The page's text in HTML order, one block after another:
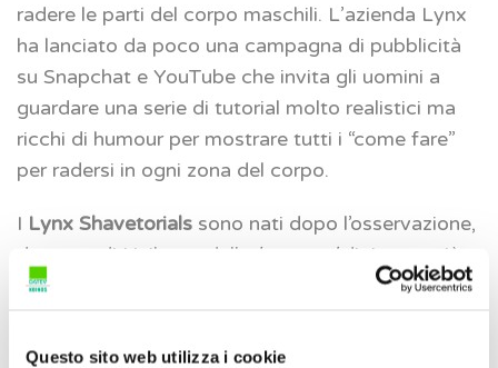
Questo sito web utilizza i cookie
radere le parti del corpo maschili. L’azienda Lynx
ha lanciato da poco una campagna di pubblicità
su Snapchat e YouTube che invita gli uomini a
guardare una serie di tutorial molto realistici ma
ricchi di humour per mostrare tutti i “come fare”
per radersi in ogni zona del corpo.
I Lynx Shavetorials sono nati dopo l’osservazione,
da parte di Unilever, delle
keyword di ricerca più
utilizzate dagli utenti di sesso maschile. In
maggiore era proprio “come radersi